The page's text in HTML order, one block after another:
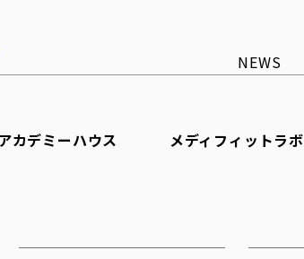
NEWS
アカデミーハウス メディフィットラボ